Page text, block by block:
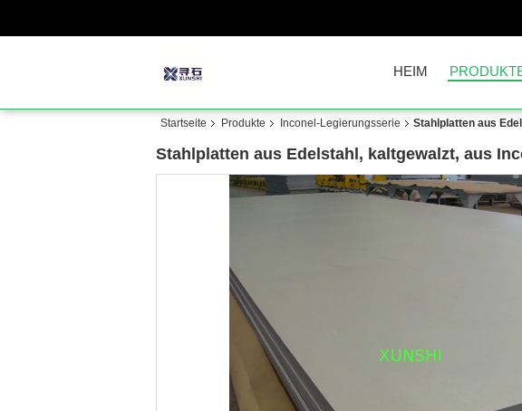
HEIM
Startseite Produkte Inconel-Legierungsserie Stahlplatten aus
Stahlplatten aus Edelstahl, kaltgewalzt, aus